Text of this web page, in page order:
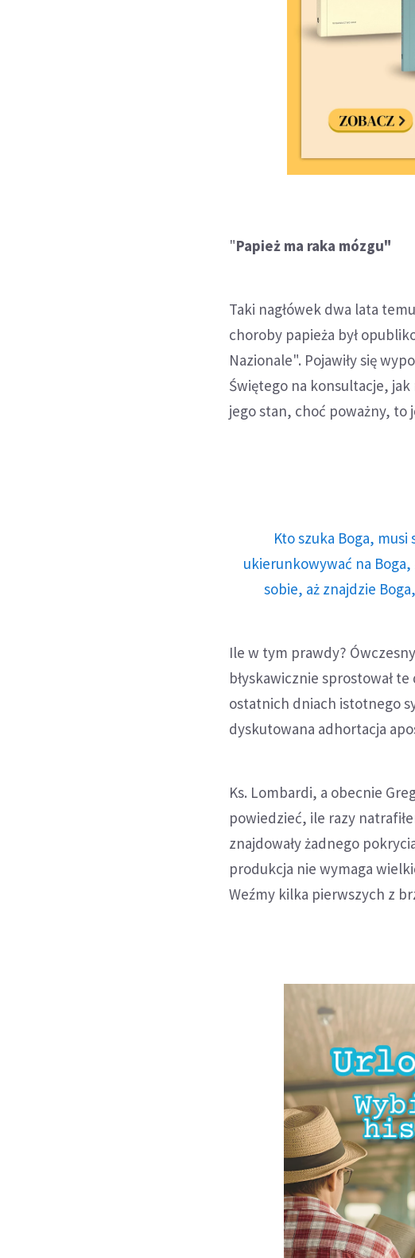
"Papież ma raka mózgu"
Taki nagłówek dwa lata
choroby papieża był
Nazionale". Pojawiły się
Świętego na konsultacje, jak
jego stan, choć poważny, to
Kto szuka Boga,
ukierunkowywać na
sobie, aż znajdzie
Ile w tym prawdy?
błyskawicznie sprostował
ostatnich dniach istotnego
dyskutowana adhortacja
Ks. Lombardi, a obecnie
powiedzieć, ile razy
znajdowały żadnego
produkcja nie wymaga
Weźmy kilka pierwszych z